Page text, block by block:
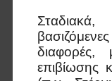
διαφορές,
επιβίωσης